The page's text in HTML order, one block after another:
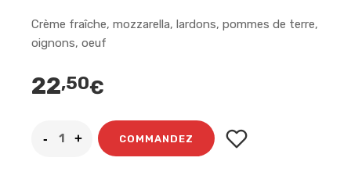
Crème fraîche, mozzarella, lardons, pommes de terre,
oignons, oeuf
22,50€
COMMANDEZ